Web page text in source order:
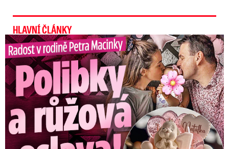
HLAVNÍ ČLÁNKY
Radost v rodině Petra Macinky: Polibky a růžová oslava!